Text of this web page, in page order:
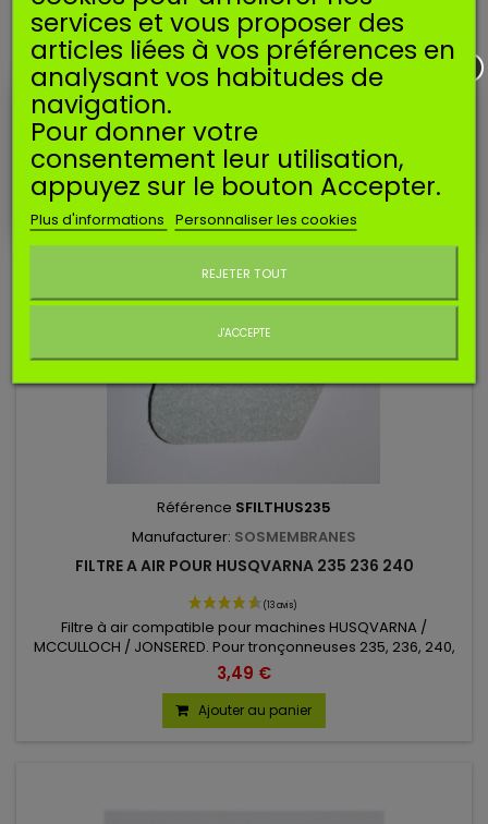
Carburateur compatible type ZAMA C1T pour HUSQVARNA
235, 236, 240.
Ajouter au panier
Référence SFILTHUS235
Manufacturer: SOSMEMBRANES
FILTRE A AIR POUR HUSQVARNA 235 236 240
Filtre à air compatible pour machines HUSQVARNA /
MCCULLOCH / JONSERED. Pour tronçonneuses 235, 236, 240,
CS340, CS380, CS2234, CS2238.
3,49 €
Ajouter au panier
services et vous proposer des
articles liées à vos préférences en
analysant vos habitudes de
navigation.
Pour donner votre
consentement leur utilisation,
appuyez sur le bouton Accepter.
Plus d'informations Personnaliser les cookies
REJETER TOUT
J'ACCEPTE